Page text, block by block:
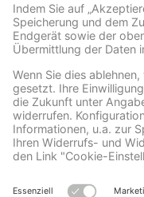
Wir
Inhalte
Daten zu
lesen Sie die
der